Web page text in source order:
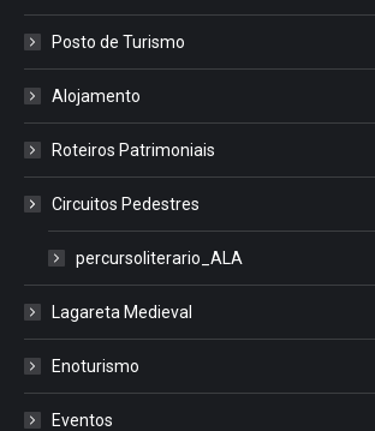
Posto de Turismo
Alojamento
Roteiros Patrimoniais
Circuitos Pedestres
percursoliterario_ALA
Lagareta Medieval
Enoturismo
Eventos